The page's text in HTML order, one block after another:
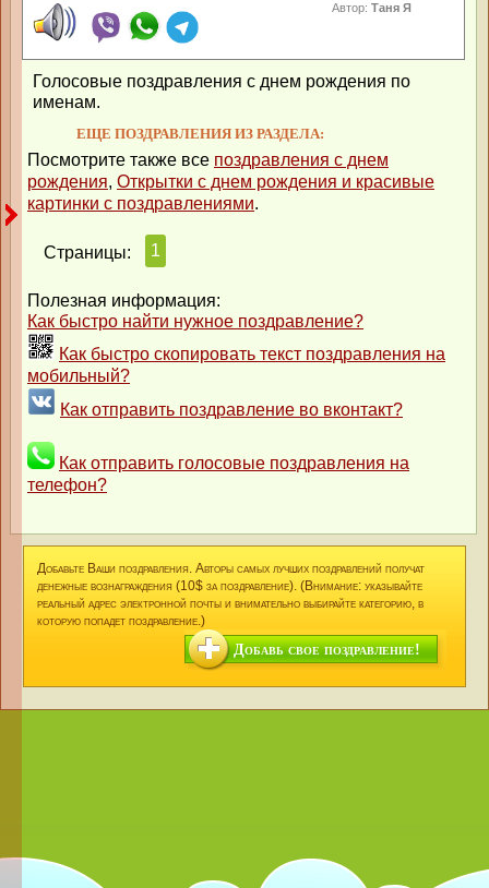
Автор:Таня Я
Голосовые поздравления с днем рождения по
именам.
ЕЩЕ ПОЗДРАВЛЕНИЯ ИЗ РАЗДЕЛА:
Посмотрите также все поздравления с днем
рождения, Открытки с днем рождения и красивые
картинки с поздравлениями.
Страницы: 1
Полезная информация:
Как быстро найти нужное поздравление?
Как быстро скопировать текст поздравления на
мобильный?
Как отправить поздравление во вконтакт?
Как отправить голосовые поздравления на
телефон?
Добавьте Ваши поздравления. Авторы самых лучших поздравлений получат
денежные вознаграждения (10$ за поздравление). (Внимание: указывайте
реальный адрес электронной почты и внимательно выбирайте категорию, в
которую попадет поздравление.)
Добавь свое поздравление!